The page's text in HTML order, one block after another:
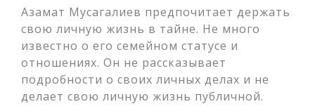
Азамат Мусагалиев предпочитает держать
свою личную жизнь в тайне. Не много
известно о его семейном статусе и
отношениях. Он не рассказывает
подробности о своих личных делах и не
делает свою личную жизнь публичной.